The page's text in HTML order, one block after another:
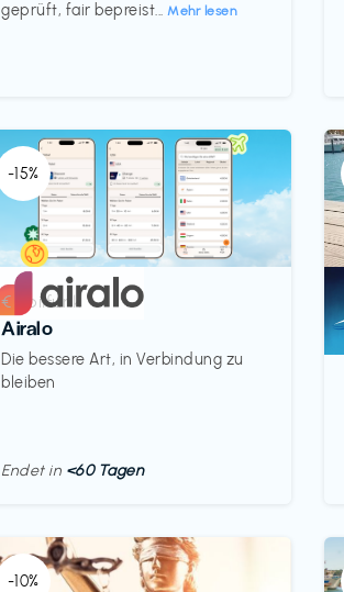
geprüft, fair bepreist...Mehr lesen
-15%
Mobilfunk
Airalo
Die bessere Art, in Verbindung zu
bleiben
€‎
Endet in <60 Tagen
-10%